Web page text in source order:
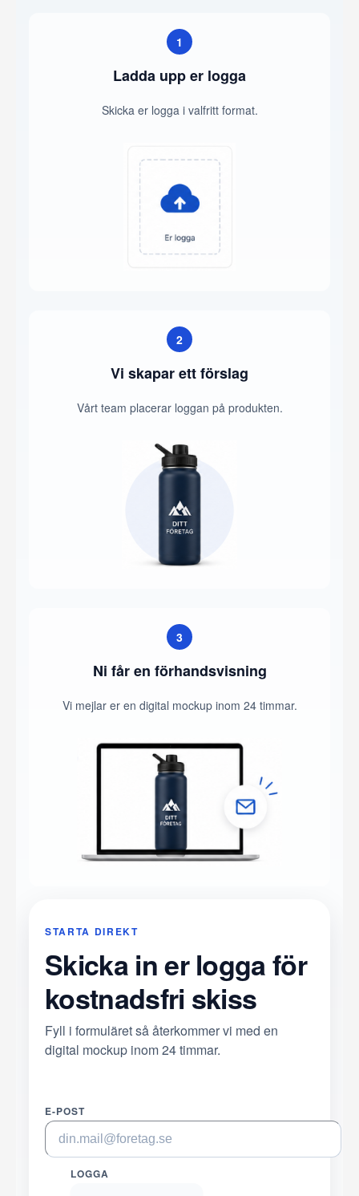
1
Ladda upp er logga
Skicka er logga i valfritt format.
2
Vi skapar ett förslag
Vårt team placerar loggan på produkten.
3
Ni får en förhandsvisning
Vi mejlar er en digital mockup inom 24 timmar.
STARTA DIREKT
Skicka in er logga för
kostnadsfri skiss
Fyll i formuläret så återkommer vi med en
digital mockup inom 24 timmar.
E-POST
LOGGA